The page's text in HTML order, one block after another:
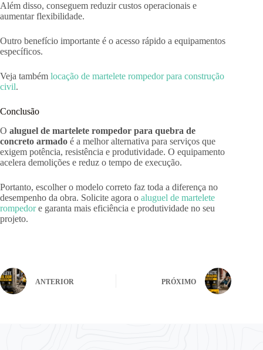
Além disso, conseguem reduzir custos operacionais e
aumentar flexibilidade.
Outro benefício importante é o acesso rápido a equipamentos
específicos.
Veja também locação de martelete rompedor para construção
civil.
Conclusão
O aluguel de martelete rompedor para quebra de
concreto armado é a melhor alternativa para serviços que
exigem potência, resistência e produtividade. O equipamento
acelera demolições e reduz o tempo de execução.
Portanto, escolher o modelo correto faz toda a diferença no
desempenho da obra. Solicite agora o aluguel de martelete
rompedore garanta mais eficiência e produtividade no seu
projeto.
ANTERIOR PRÓXIMO